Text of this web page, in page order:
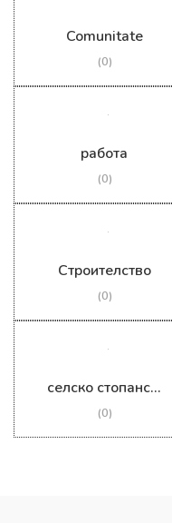
Comunitate
(0)
работа
(0)
Строителство
(0)
селско стопанство
(0)